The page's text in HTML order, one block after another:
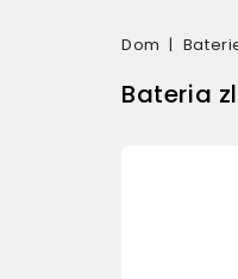
Dom
Bateria